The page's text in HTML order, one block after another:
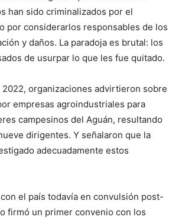
han sido criminalizados por el
por considerarlos responsables de los
y daños. La paradoja es brutal: los
de usurpar lo que les fue quitado.
2022, organizaciones advirtieron sobre
empresas agroindustriales para
campesinos del Aguán, resultando
dirigentes. Y señalaron que la
adecuadamente estos
el país todavía en convulsión post-
firmó un primer convenio con los